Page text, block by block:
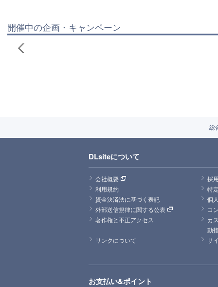
開催中の企画・キャンペーン
総
DLsiteについて
会社概要
採
利用規約
特
資金決済法に基づく表記
個
外部送信規律に関する公表
コ
著作権と不正アクセス
カ
動
リンクについて
サ
お支払い&ポイント